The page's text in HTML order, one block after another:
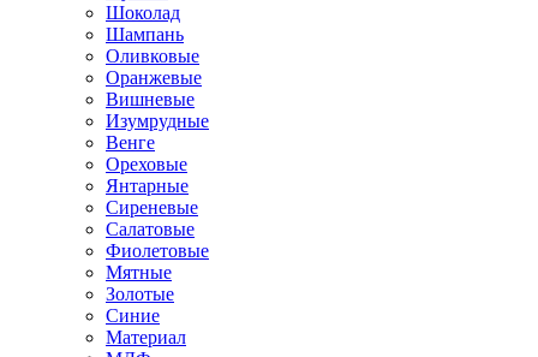
Шоколад
Шампань
Оливковые
Оранжевые
Вишневые
Изумрудные
Венге
Ореховые
Янтарные
Сиреневые
Салатовые
Фиолетовые
Мятные
Золотые
Синие
Материал